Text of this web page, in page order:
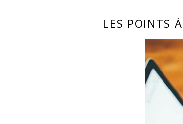
LES POINTS